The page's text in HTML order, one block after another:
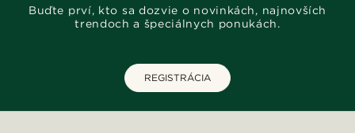
Buďte prví, kto sa dozvie o novinkách, najnovších
trendoch a špeciálnych ponukách.
REGISTRÁCIA